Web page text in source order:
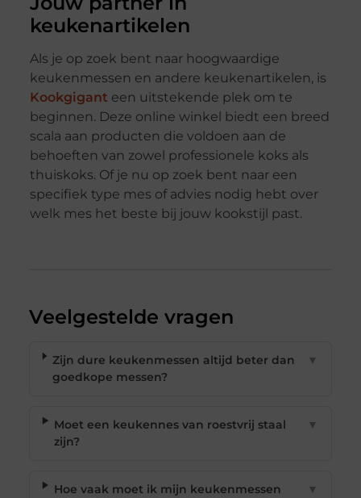
keukenartikelen
Als je op zoek bent naar hoogwaardige
keukenmessen en andere keukenartikelen, is
Kookgigant een uitstekende plek om te
beginnen. Deze online winkel biedt een breed
scala aan producten die voldoen aan de
behoeften van zowel professionele koks als
thuiskoks. Of je nu op zoek bent naar een
specifiek type mes of advies nodig hebt over
welk mes het beste bij jouw kookstijl past.
Veelgestelde vragen
Zijn dure keukenmessen altijd beter dan
goedkope messen?
▼
Moet een keukennes van roestvrij staal
zijn?
▼
Hoe vaak moet ik mijn keukenmessen
▼